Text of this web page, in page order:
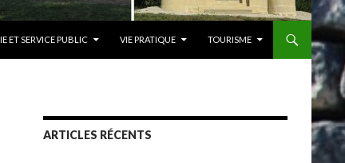
ET SERVICE PUBLIC VIE PRATIQUE TOURISME
ARTICLES RÉCENTS